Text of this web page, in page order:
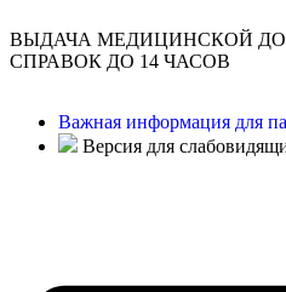
ВЫДАЧА МЕДИЦИНСКОЙ
СПРАВОК ДО 14 ЧАСОВ
Важная информация для
Версия для